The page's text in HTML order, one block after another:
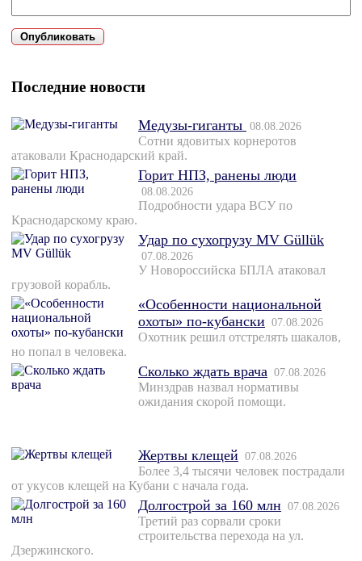
Последние новости
Медузы-гиганты 08.08.2026
Сотни ядовитых корнеротов
атаковали Краснодарский край.
Горит НПЗ, ранены люди
08.08.2026
Подробности удара ВСУ по
Краснодарскому краю.
Удар по сухогрузу MV Güllük
07.08.2026
У Новороссийска БПЛА атаковал
грузовой корабль.
«Особенности национальной
охоты» по-кубански 07.08.2026
Охотник решил отстрелять шакалов,
но попал в человека.
Сколько ждать врача 07.08.2026
Минздрав назвал нормативы
ожидания скорой помощи.
Жертвы клещей 07.08.2026
Более 3,4 тысячи человек пострадали
от укусов клещей на Кубани с начала года.
Долгострой за 160 млн 07.08.2026
Третий раз сорвали сроки
строительства перехода на ул.
Дзержинского.